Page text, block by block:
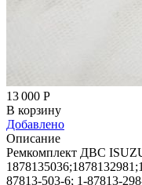
13 000 Р
В корзину
Добавлено
Описание
Ремкомплект ДВС
87813-503-6; 1-87813-